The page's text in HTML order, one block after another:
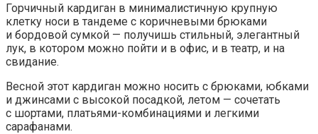
Горчичный кардиган в минималистичную крупную
клетку носи в тандеме с коричневыми брюками
и бордовой сумкой — получишь стильный, элегантный
лук, в котором можно пойти и в офис, и в театр, и на
свидание.
Весной этот кардиган можно носить с брюками, юбками
и джинсами с высокой посадкой, летом — сочетать
с шортами, платьями-комбинациями и легкими
сарафанами.